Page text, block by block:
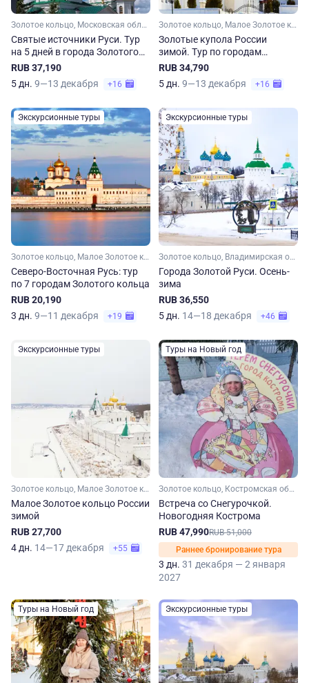
Золотое кольцо, Московская область, Малое Золотое кольцо, Ярославская область, Костромская область, Ивановская область, Владимирская область, Нижегородская область
Святые источники Руси. Тур
на 5 дней в города Золотого
кольца
RUB 37,190
5 дн. 9—13 декабря +16
Золотое кольцо, Малое Золотое кольцо, Московская область, Ярославская область, Костромская область, Владимирская область, Ивановская область
Золотые купола России
зимой. Тур по городам
Золотого кольца
RUB 34,790
5 дн. 9—13 декабря +16
Экскурсионные туры
Золотое кольцо, Малое Золотое кольцо, Московская область, Владимирская область, Костромская область, Ярославская область, Ивановская область
Северо-Восточная Русь: тур
по 7 городам Золотого кольца
RUB 20,190
3 дн. 9—11 декабря +19
Экскурсионные туры
Золотое кольцо, Владимирская область, Ивановская область, Костромская область, Ярославская область, Московская область, Малое Золотое кольцо
Города Золотой Руси. Осень-
зима
RUB 36,550
5 дн. 14—18 декабря +46
Экскурсионные туры
Золотое кольцо, Малое Золотое кольцо, Московская область, Владимирская область, Ярославская область, Костромская область, Ивановская область
Малое Золотое кольцо России
зимой
RUB 27,700
4 дн. 14—17 декабря +55
Туры на Новый год
Золотое кольцо, Костромская область, Малое Золотое кольцо, Ярославская область, Владимирская область
Встреча со Снегурочкой.
Новогодняя Кострома
RUB 47,990RUB 51,000
Раннее бронирование тура
3 дн. 31 декабря — 2 января
2027
Туры на Новый год Экскурсионные туры